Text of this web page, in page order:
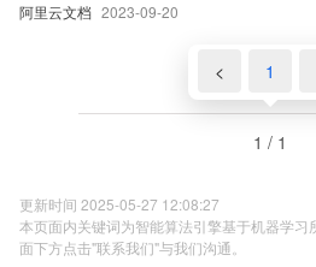
阿里云文档 2023-09-20
< 1
1 / 1
更新时间 2025-05-27 12:08:27
本页面内关键词为智能算法引擎基于机器学
面下方点击"联系我们"与我们沟通。